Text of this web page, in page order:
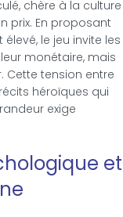
chère à la culture
prix. En proposant
le jeu invite les
monétaire, mais
Cette tension entre
héroïques qui
exige
et